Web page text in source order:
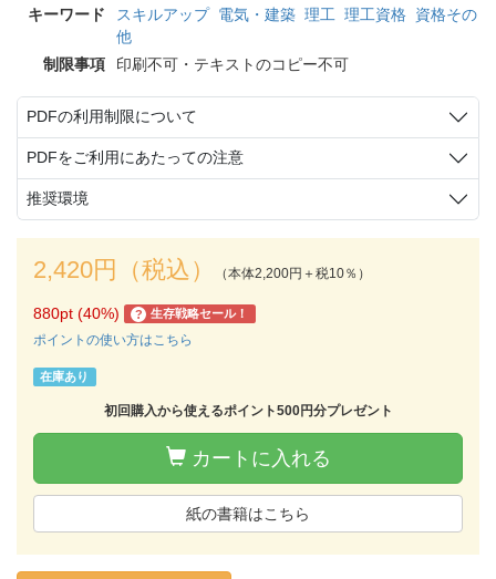
キーワード
スキルアップ 電気・建築 理工 理工資格 資格その
他
制限事項
印刷不可・テキストのコピー不可
PDFの利用制限について
PDFをご利用にあたっての注意
推奨環境
2,420円（税込） （本体2,200円＋税10％）
880pt (40%) ? 生存戦略セール！
ポイントの使い方はこちら
在庫あり
初回購入から使えるポイント500円分プレゼント
カートに入れる
紙の書籍はこちら